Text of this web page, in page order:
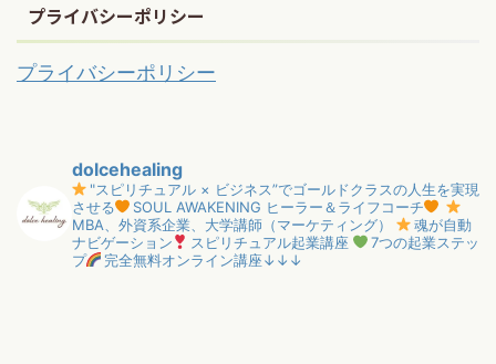
プライバシーポリシー
プライバシーポリシー
dolcehealing
"スピリチュアル × ビジネス”でゴールドクラスの人生を実現
させる
SOUL AWAKENING ヒーラー＆ライフコーチ
MBA、外資系企業、大学講師（マーケティング）
魂が自動
ナビゲーション
スピリチュアル起業講座
7つの起業ステッ
プ
完全無料オンライン講座↓↓↓